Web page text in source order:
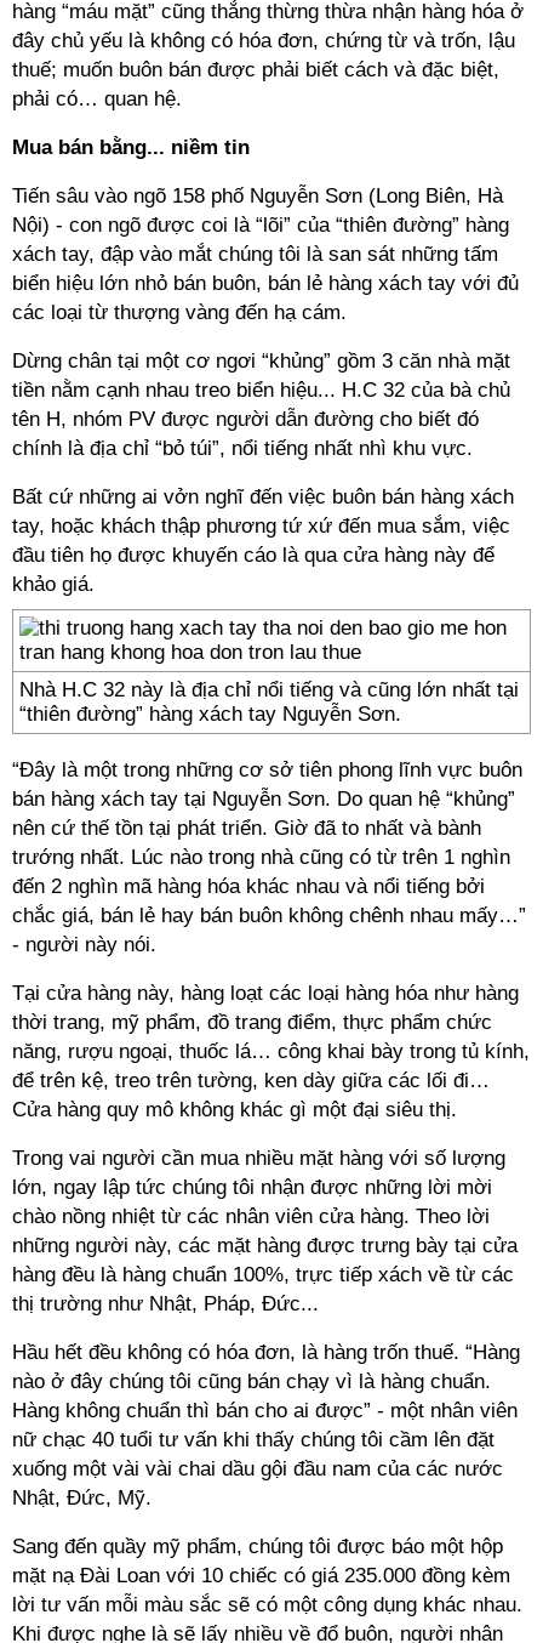
hàng “máu mặt” cũng thẳng thừng thừa nhận hàng hóa ở
đây chủ yếu là không có hóa đơn, chứng từ và trốn, lậu
thuế; muốn buôn bán được phải biết cách và đặc biệt,
phải có… quan hệ.
Mua bán bằng... niềm tin
Tiến sâu vào ngõ 158 phố Nguyễn Sơn (Long Biên, Hà
Nội) - con ngõ được coi là “lõi” của “thiên đường” hàng
xách tay, đập vào mắt chúng tôi là san sát những tấm
biển hiệu lớn nhỏ bán buôn, bán lẻ hàng xách tay với đủ
các loại từ thượng vàng đến hạ cám.
Dừng chân tại một cơ ngơi “khủng” gồm 3 căn nhà mặt
tiền nằm cạnh nhau treo biển hiệu... H.C 32 của bà chủ
tên H, nhóm PV được người dẫn đường cho biết đó
chính là địa chỉ “bỏ túi”, nổi tiếng nhất nhì khu vực.
Bất cứ những ai vởn nghĩ đến việc buôn bán hàng xách
tay, hoặc khách thập phương tứ xứ đến mua sắm, việc
đầu tiên họ được khuyến cáo là qua cửa hàng này để
khảo giá.
Nhà H.C 32 này là địa chỉ nổi tiếng và cũng lớn nhất tại
“thiên đường” hàng xách tay Nguyễn Sơn.
“Đây là một trong những cơ sở tiên phong lĩnh vực buôn
bán hàng xách tay tại Nguyễn Sơn. Do quan hệ “khủng”
nên cứ thế tồn tại phát triển. Giờ đã to nhất và bành
trướng nhất. Lúc nào trong nhà cũng có từ trên 1 nghìn
đến 2 nghìn mã hàng hóa khác nhau và nổi tiếng bởi
chắc giá, bán lẻ hay bán buôn không chênh nhau mấy…”
- người này nói.
Tại cửa hàng này, hàng loạt các loại hàng hóa như hàng
thời trang, mỹ phẩm, đồ trang điểm, thực phẩm chức
năng, rượu ngoại, thuốc lá… công khai bày trong tủ kính,
để trên kệ, treo trên tường, ken dày giữa các lối đi…
Cửa hàng quy mô không khác gì một đại siêu thị.
Trong vai người cần mua nhiều mặt hàng với số lượng
lớn, ngay lập tức chúng tôi nhận được những lời mời
chào nồng nhiệt từ các nhân viên cửa hàng. Theo lời
những người này, các mặt hàng được trưng bày tại cửa
hàng đều là hàng chuẩn 100%, trực tiếp xách về từ các
thị trường như Nhật, Pháp, Đức...
Hầu hết đều không có hóa đơn, là hàng trốn thuế. “Hàng
nào ở đây chúng tôi cũng bán chạy vì là hàng chuẩn.
Hàng không chuẩn thì bán cho ai được” - một nhân viên
nữ chạc 40 tuổi tư vấn khi thấy chúng tôi cầm lên đặt
xuống một vài vài chai dầu gội đầu nam của các nước
Nhật, Đức, Mỹ.
Sang đến quầy mỹ phẩm, chúng tôi được báo một hộp
mặt nạ Đài Loan với 10 chiếc có giá 235.000 đồng kèm
lời tư vấn mỗi màu sắc sẽ có một công dụng khác nhau.
Khi được nghe là sẽ lấy nhiều về đổ buôn, người nhân